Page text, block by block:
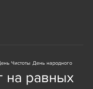
Чистоты День народного
на равных